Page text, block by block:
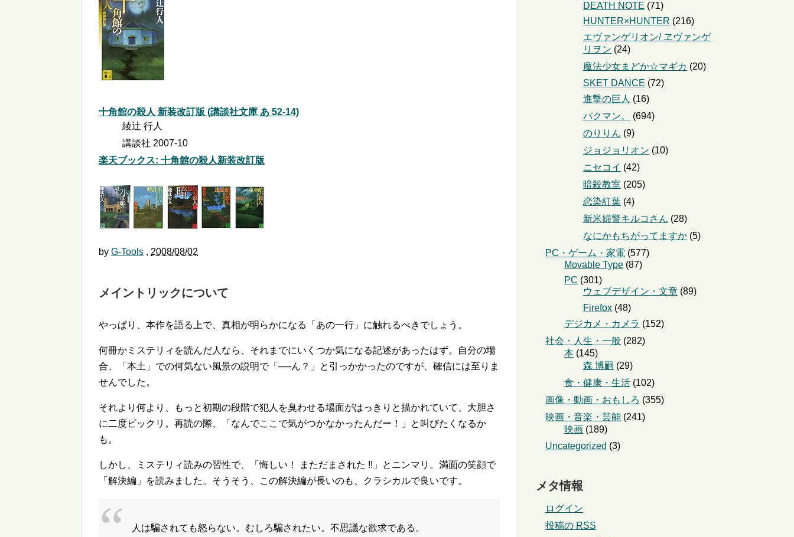
十角館の殺人 新装改訂版 (講談社文庫 あ 52-14)
綾辻 行人
講談社 2007-10
楽天ブックス: 十角館の殺人新装改訂版
by G-Tools , 2008/08/02
メイントリックについて
やっぱり、本作を語る上で、真相が明らかになる「あの一行」に触れるべきでしょう。
何冊かミステリィを読んだ人なら、それまでにいくつか気になる記述があったはず。自分の場
合、「本土」での何気ない風景の説明で「──ん？」と引っかかったのですが、確信には至りま
せんでした。
それより何より、もっと初期の段階で犯人を臭わせる場面がはっきりと描かれていて、大胆さ
に二度ビックリ。再読の際、「なんでここで気がつかなかったんだー！」と叫びたくなるか
も。
しかし、ミステリィ読みの習性で、「悔しい！ まただまされた !!」とニンマリ。満面の笑顔で
「解決編」を読みました。そうそう、この解決編が長いのも、クラシカルで良いです。
人は騙されても怒らない。むしろ騙されたい。不思議な欲求である。
DEATH NOTE (71)
HUNTER×HUNTER (216)
エヴァンゲリオン/ ヱヴァンゲ
リヲン (24)
魔法少女まどか☆マギカ (20)
SKET DANCE (72)
進撃の巨人 (16)
バクマン。
(694)
のりりん (9)
ジョジョリオン (10)
ニセコイ (42)
暗殺教室 (205)
恋染紅葉 (4)
新米婦警キルコさん (28)
なにかもちがってますか (5)
PC・ゲーム・家電 (577)
Movable Type (87)
PC (301)
ウェブデザイン・文章 (89)
Firefox (48)
デジカメ・カメラ (152)
社会・人生・一般 (282)
本 (145)
森 博嗣 (29)
食・健康・生活 (102)
画像・動画・おもしろ (355)
映画・音楽・芸能 (241)
映画 (189)
Uncategorized (3)
メタ情報
ログイン
投稿の RSS